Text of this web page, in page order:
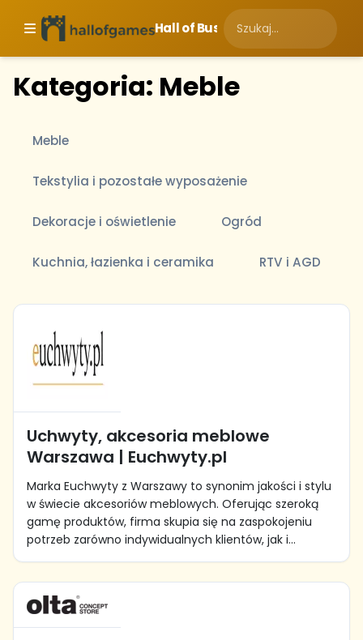
Hall of Business
Kategoria: Meble
Meble
Tekstylia i pozostałe wyposażenie
Dekoracje i oświetlenie Ogród
Kuchnia, łazienka i ceramika RTV i AGD
Uchwyty, akcesoria meblowe
Warszawa | Euchwyty.pl
Marka Euchwyty z Warszawy to synonim jakości i stylu
w świecie akcesoriów meblowych. Oferując szeroką
gamę produktów, firma skupia się na zaspokojeniu
potrzeb zarówno indywidualnych klientów, jak i...